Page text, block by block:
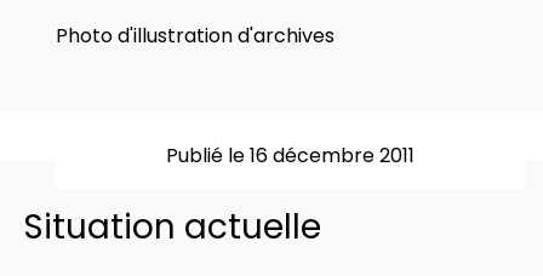
Photo d'illustration d'archives
Publié le 16 décembre 2011
Situation actuelle